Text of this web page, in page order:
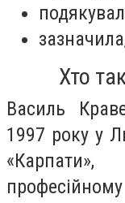
Хто
Василь
1997 року у
професійному